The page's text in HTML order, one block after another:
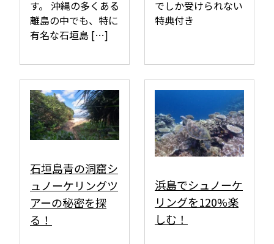
す。 沖縄の多くある
離島の中でも、特に
有名な石垣島 […]
でしか受けられない
特典付き
石垣島青の洞窟シ
ュノーケリングツ
アーの秘密を探
る！
浜島でシュノーケ
リングを120%楽
しむ！